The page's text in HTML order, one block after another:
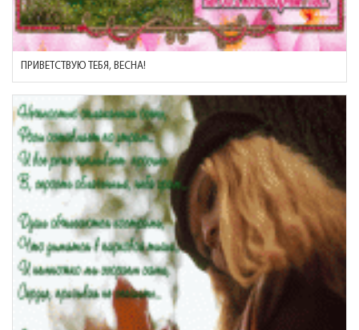
ПРИВЕТСТВУЮ ТЕБЯ, ВЕСНА!